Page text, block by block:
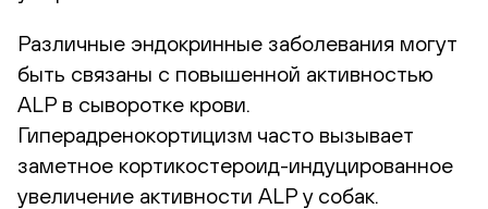
Различные эндокринные заболевания могут
быть связаны с повышенной активностью
ALP в сыворотке крови.
Гиперадренокортицизм часто вызывает
заметное кортикостероид-индуцированное
увеличение активности ALP у собак.